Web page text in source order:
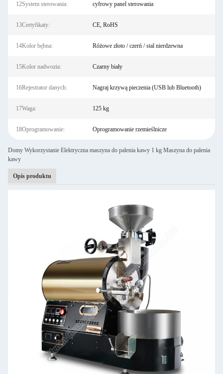
12System sterowania: cyfrowy panel sterowania
13Certyfikaty: CE, RoHS
14Kolor bębna: Różowe złoto / czerń / stal nierdzewna
15Kolor nadwozia: Czarny biały
16Rejestrator danych: Nagraj krzywą pieczenia (USB lub Bluetooth)
17Waga: 125 kg
18Oprogramowanie: Oprogramowanie rzemieślnicze
Domy Wykorzystanie Elektryczna maszyna do palenia kawy 1 kg Maszyna do palenia
kawy
Opis produktu